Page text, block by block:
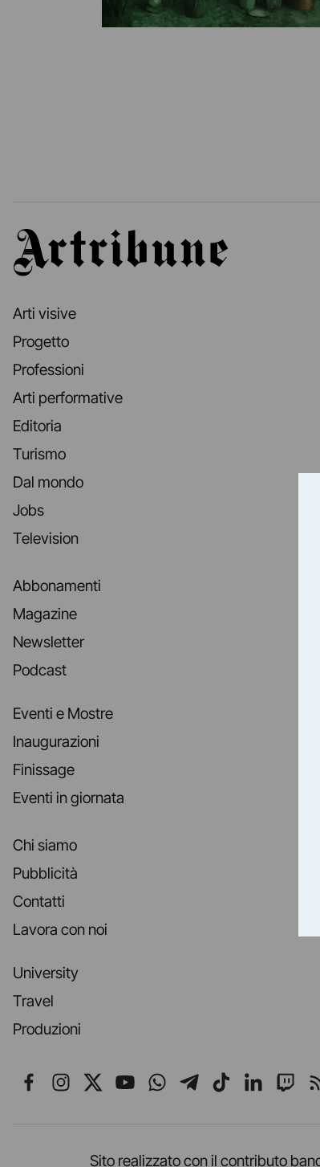
Artribune
Arti visive
Progetto
Professioni
Arti performative
Editoria
Turismo
Dal mondo
Jobs
Television
Abbonamenti
Magazine
Newsletter
Podcast
Eventi e Mostre
Inaugurazioni
Finissage
Eventi in giornata
Chi siamo
Pubblicità
Contatti
Lavora con noi
University
Travel
Produzioni
Seguici su Facebook
Seguici su Instagram
Seguici su X
Seguici su YouTube
Seguici su
Seguici su
Seguici su
Seguici
Sito realizzato con il contributo